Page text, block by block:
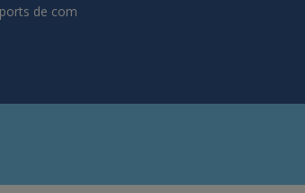
vos préférences pour
de com